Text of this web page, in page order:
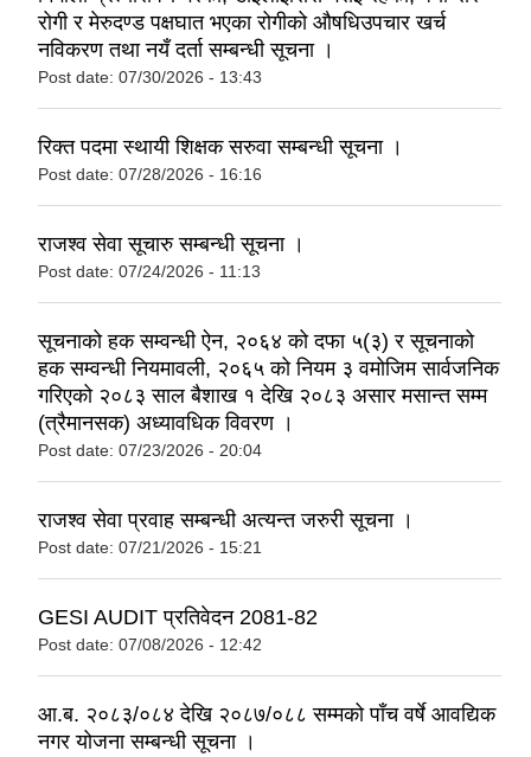
रोगी र मेरुदण्ड पक्षघात भएका रोगीको औषधिउपचार खर्च
नविकरण तथा नयँ दर्ता सम्बन्धी सूचना ।
Post date: 07/30/2026 - 13:43
रिक्त पदमा स्थायी शिक्षक सरुवा सम्बन्धी सूचना ।
Post date: 07/28/2026 - 16:16
राजश्व सेवा सूचारु सम्बन्धी सूचना ।
Post date: 07/24/2026 - 11:13
सूचनाको हक सम्वन्धी ऐन, २०६४ को दफा ५(३) र सूचनाको
हक सम्वन्धी नियमावली, २०६५ को नियम ३ वमोजिम सार्वजनिक
गरिएको २०८३ साल बैशाख १ देखि २०८३ असार मसान्त सम्म
(त्रैमानसक) अध्यावधिक विवरण ।
Post date: 07/23/2026 - 20:04
राजश्व सेवा प्रवाह सम्बन्धी अत्यन्त जरुरी सूचना ।
Post date: 07/21/2026 - 15:21
GESI AUDIT प्रतिवेदन 2081-82
Post date: 07/08/2026 - 12:42
आ.ब. २०८३/०८४ देखि २०८७/०८८ सम्मको पाँच वर्षे आवद्यिक
नगर योजना सम्बन्धी सूचना ।